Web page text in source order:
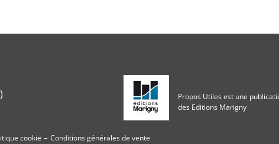
Propos Utiles est une
des Editions Marigny
cookie Conditions générales de vente